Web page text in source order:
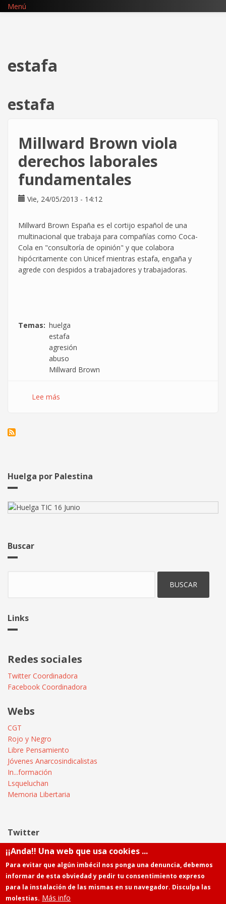
Pasar
Menú
estafa
estafa
Millward Brown viola
derechos laborales
fundamentales
Vie, 24/05/2013 - 14:12
Millward Brown España es el cortijo español de una
multinacional que trabaja para compañías como Coca-
Cola en "consultoría de opinión" y que colabora
hipócritamente con Unicef mientras estafa, engaña y
agrede con despidos a trabajadores y trabajadoras.
Temas
huelga
estafa
agresión
abuso
Millward Brown
Lee más
Huelga por Palestina
Buscar
Links
Redes sociales
Twitter Coordinadora
Facebook Coordinadora
Webs
CGT
Rojo y Negro
Libre Pensamiento
Jóvenes Anarcosindicalistas
In...formación
Lsqueluchan
Memoria Libertaria
Twitter
Tweets by @Informatica_CGT
¡¡Anda!! Una web que usa cookies ...
Para evitar que algún imbécil nos ponga una denuncia, debemos
informar de esta obviedad y pedir tu consentimiento expreso
para la instalación de las mismas en su navegador. Disculpa las
molestias. Más info